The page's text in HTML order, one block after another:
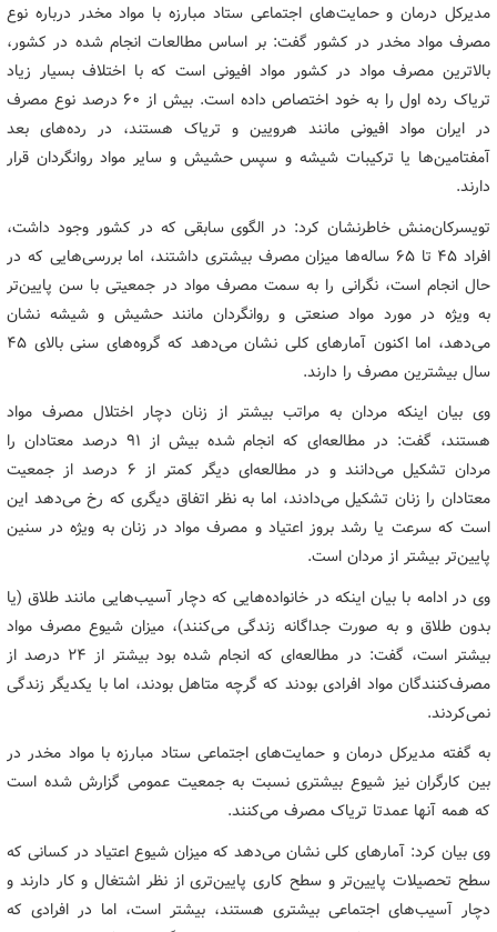
مدیرکل درمان و حمایت‌های اجتماعی ستاد مبارزه با مواد مخدر درباره نوع
مصرف مواد مخدر در کشور گفت: بر اساس مطالعات انجام شده در کشور،
بالاترین مصرف مواد در کشور مواد افیونی است که با اختلاف بسیار زیاد
تریاک رده اول را به خود اختصاص داده است. بیش از ۶۰ درصد نوع مصرف
در ایران مواد افیونی مانند هرویین و تریاک هستند، در رده‌های بعد
آمفتامین‌ها یا ترکیبات شیشه و سپس حشیش و سایر مواد روانگردان قرار
دارند.
تویسرکان‌منش خاطرنشان کرد: در الگوی سابقی که در کشور وجود داشت،
افراد ۴۵ تا ۶۵ ساله‌ها میزان مصرف بیشتری داشتند، اما بررسی‌هایی که در
حال انجام است، نگرانی را به سمت مصرف مواد در جمعیتی با سن پایین‌تر
به ویژه در مورد مواد صنعتی و روانگردان مانند حشیش و شیشه نشان
می‌دهد، اما اکنون آمارهای کلی نشان می‌دهد که گروه‌های سنی بالای ۴۵
سال بیشترین مصرف را دارند.
وی بیان اینکه مردان به مراتب بیشتر از زنان دچار اختلال مصرف مواد
هستند، گفت: در مطالعه‌ای که انجام شده بیش از ۹۱ درصد معتادان را
مردان تشکیل می‌دانند و در مطالعه‌ای دیگر کمتر از ۶ درصد از جمعیت
معتادان را زنان تشکیل می‌دادند، اما به نظر اتفاق دیگری که رخ می‌دهد این
است که سرعت یا رشد بروز اعتیاد و مصرف مواد در زنان به ویژه در سنین
پایین‌تر بیشتر از مردان است.
وی در ادامه با بیان اینکه در خانواده‌هایی که دچار آسیب‌هایی مانند طلاق (یا
بدون طلاق و به صورت جداگانه زندگی می‌کنند)، میزان شیوع مصرف مواد
بیشتر است، گفت: در مطالعه‌ای که انجام شده بود بیشتر از ۲۴ درصد از
مصرف‌کنندگان مواد افرادی بودند که گرچه متاهل بودند، اما با یکدیگر زندگی
نمی‌کردند.
به گفته مدیرکل درمان و حمایت‌های اجتماعی ستاد مبارزه با مواد مخدر در
بین کارگران نیز شیوع بیشتری نسبت به جمعیت عمومی گزارش شده است
که همه آنها عمدتا تریاک مصرف می‌کنند.
وی بیان کرد: آمارهای کلی نشان می‌دهد که میزان شیوع اعتیاد در کسانی که
سطح تحصیلات پایین‌تر و سطح کاری پایین‌تری از نظر اشتغال و کار دارند و
دچار آسیب‌های اجتماعی بیشتری هستند، بیشتر است، اما در افرادی که